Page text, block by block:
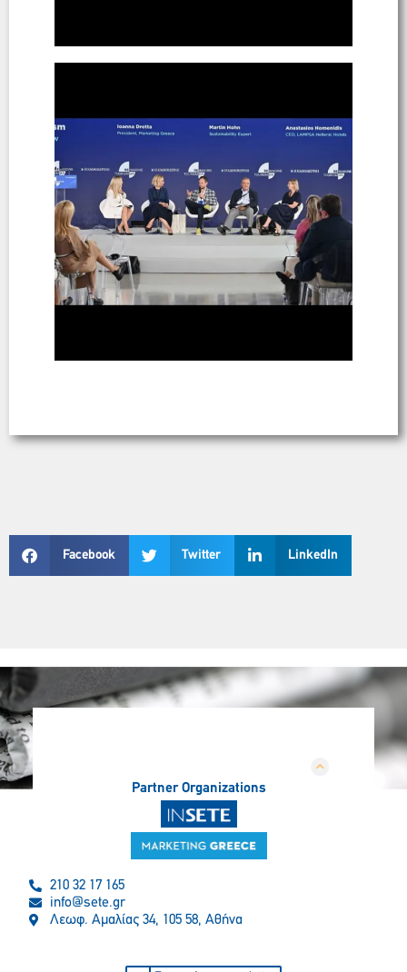
Facebook Twitter LinkedIn
Partner Organizations
210 32 17 165
info@sete.gr
Λεωφ. Αμαλίας 34, 105 58, Αθήνα